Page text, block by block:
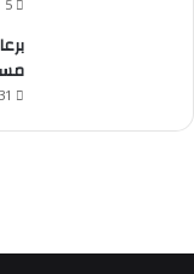
5 أغسطس، 2026
31 يوليو، 2026